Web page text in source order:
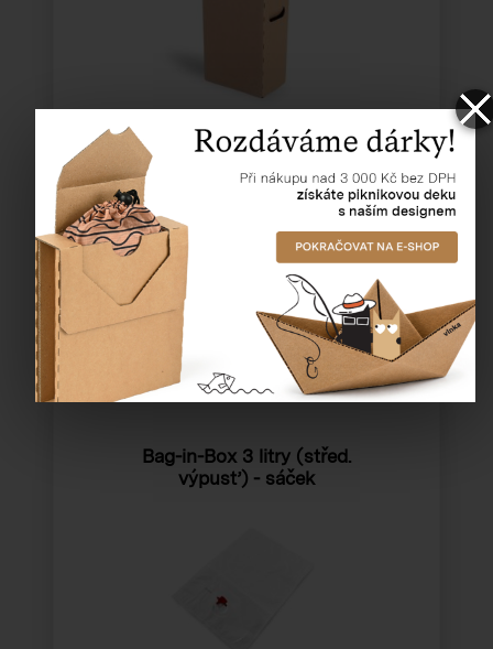
Katalogové číslo:43053
Bag-in-Box 3 litry (střed.
výpusť) - sáček